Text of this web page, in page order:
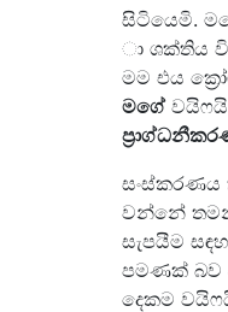
සිටියෙමි.
ා ශක්තිය
මම එය
මගේවයිෆයි
සංස්කරණය
වන්නේ
සැපයීම
පමණක් බව
දෙකම